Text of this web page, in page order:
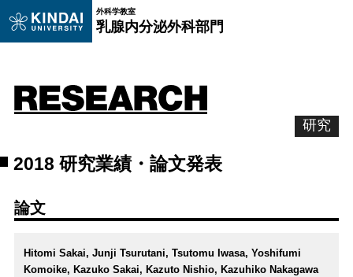
外科学教室
乳腺内分泌外科部門
研究
2018 研究業績・論文発表
論文
Hitomi Sakai, Junji Tsurutani, Tsutomu Iwasa, Yoshifumi
Komoike, Kazuko Sakai, Kazuto Nishio, Kazuhiko Nakagawa